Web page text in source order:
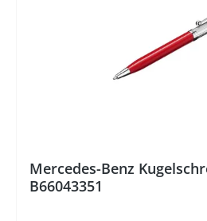
Mercedes-Benz
B66043351